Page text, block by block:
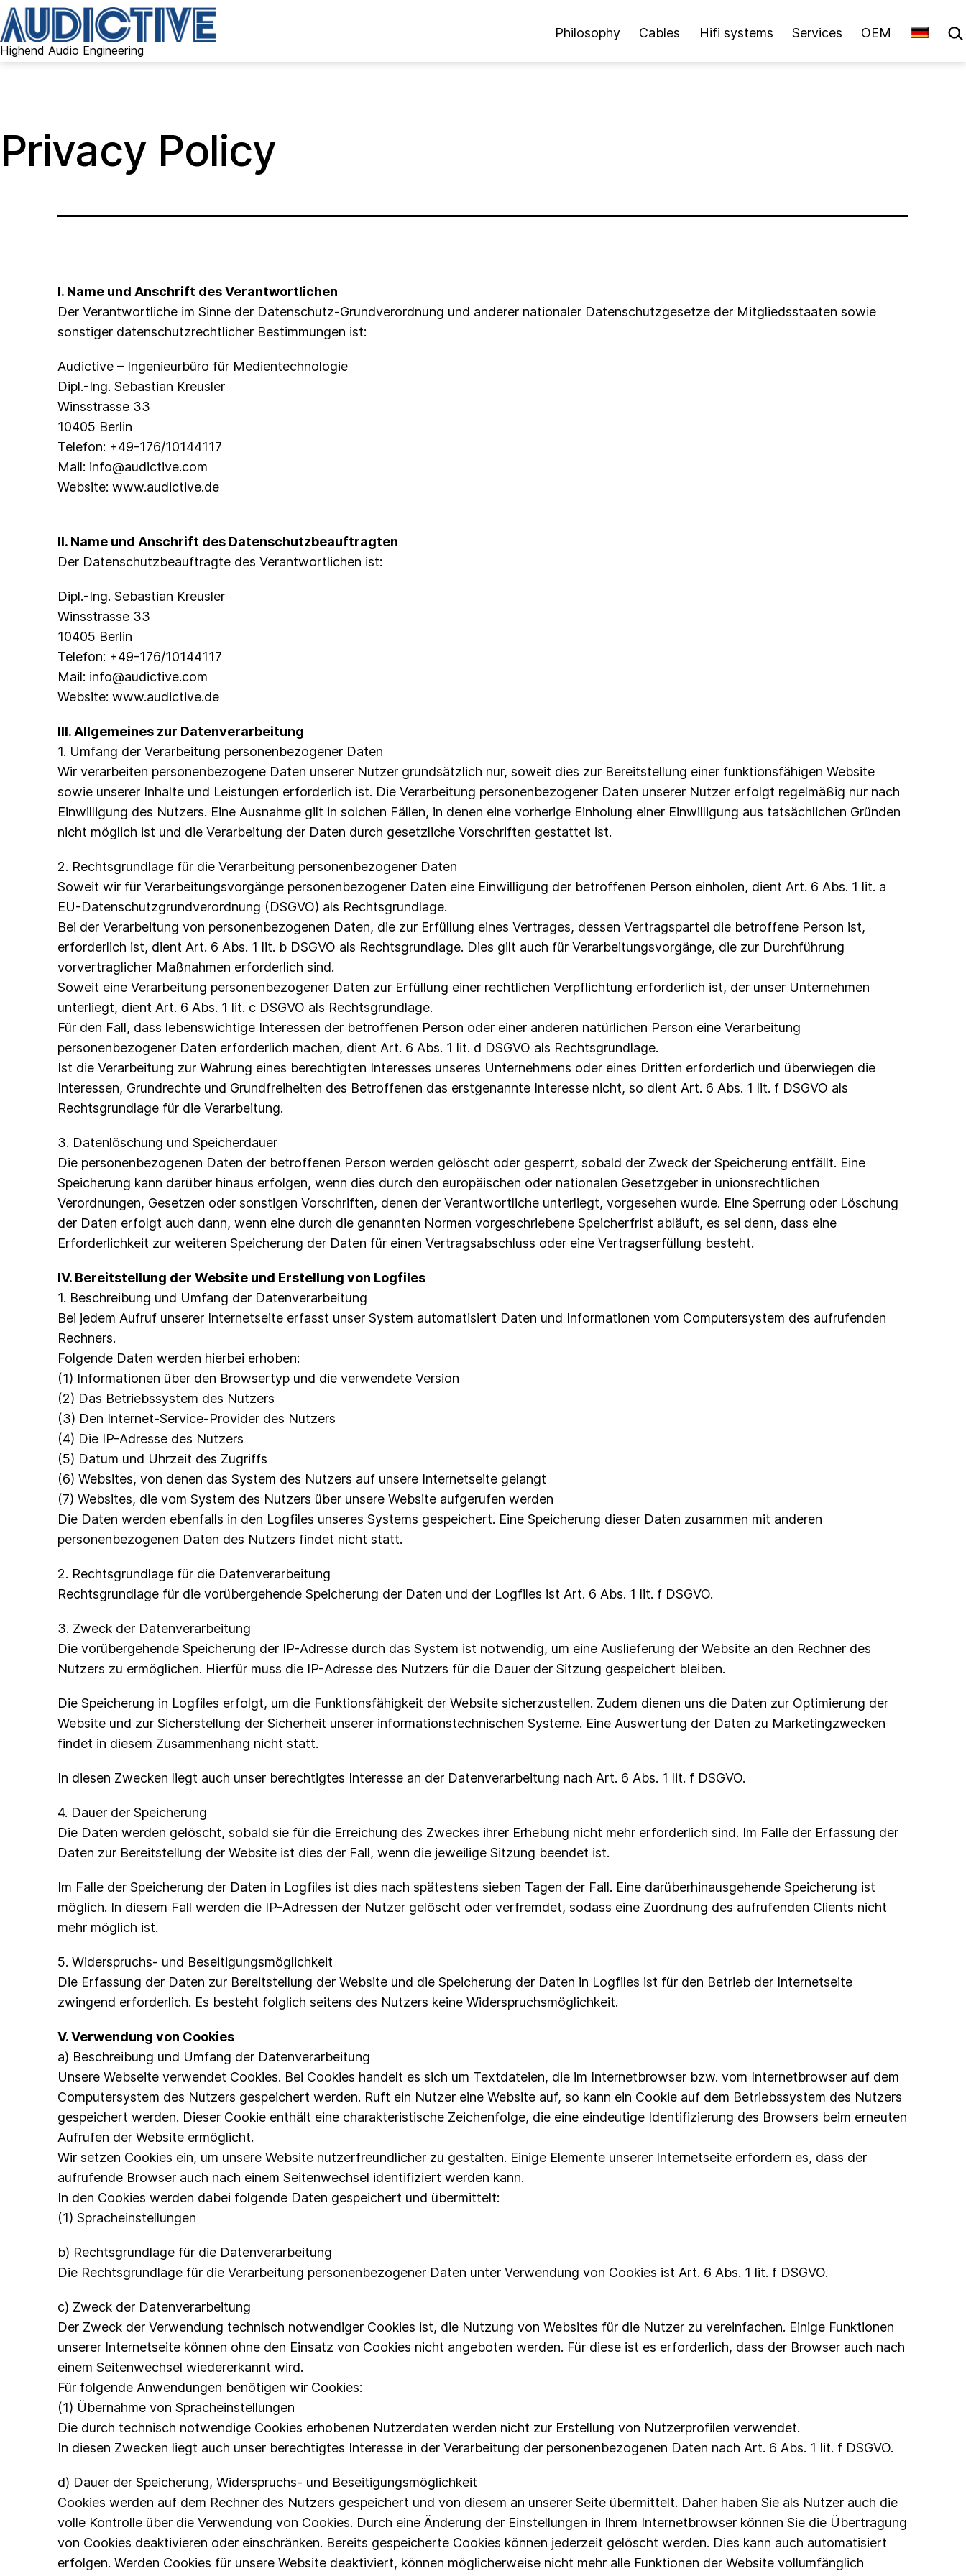
Skip
to
content
Highend Audio Engineering
Audictive
Philosophy Cables Hifi systems Services OEM
Privacy Policy
I. Name und Anschrift des Verantwortlichen
Der Verantwortliche im Sinne der Datenschutz-Grundverordnung und anderer nationaler Datenschutzgesetze der Mitgliedsstaaten sowie
sonstiger datenschutzrechtlicher Bestimmungen ist:
Audictive – Ingenieurbüro für Medientechnologie
Dipl.-Ing. Sebastian Kreusler
Winsstrasse 33
10405 Berlin
Telefon: +49-176/10144117
Mail: info@audictive.com
Website: www.audictive.de
II. Name und Anschrift des Datenschutzbeauftragten
Der Datenschutzbeauftragte des Verantwortlichen ist:
Dipl.-Ing. Sebastian Kreusler
Winsstrasse 33
10405 Berlin
Telefon: +49-176/10144117
Mail: info@audictive.com
Website: www.audictive.de
III. Allgemeines zur Datenverarbeitung
1. Umfang der Verarbeitung personenbezogener Daten
Wir verarbeiten personenbezogene Daten unserer Nutzer grundsätzlich nur, soweit dies zur Bereitstellung einer funktionsfähigen Website
sowie unserer Inhalte und Leistungen erforderlich ist. Die Verarbeitung personenbezogener Daten unserer Nutzer erfolgt regelmäßig nur nach
Einwilligung des Nutzers. Eine Ausnahme gilt in solchen Fällen, in denen eine vorherige Einholung einer Einwilligung aus tatsächlichen Gründen
nicht möglich ist und die Verarbeitung der Daten durch gesetzliche Vorschriften gestattet ist.
2. Rechtsgrundlage für die Verarbeitung personenbezogener Daten
Soweit wir für Verarbeitungsvorgänge personenbezogener Daten eine Einwilligung der betroffenen Person einholen, dient Art. 6 Abs. 1 lit. a
EU-Datenschutzgrundverordnung (DSGVO) als Rechtsgrundlage.
Bei der Verarbeitung von personenbezogenen Daten, die zur Erfüllung eines Vertrages, dessen Vertragspartei die betroffene Person ist,
erforderlich ist, dient Art. 6 Abs. 1 lit. b DSGVO als Rechtsgrundlage. Dies gilt auch für Verarbeitungsvorgänge, die zur Durchführung
vorvertraglicher Maßnahmen erforderlich sind.
Soweit eine Verarbeitung personenbezogener Daten zur Erfüllung einer rechtlichen Verpflichtung erforderlich ist, der unser Unternehmen
unterliegt, dient Art. 6 Abs. 1 lit. c DSGVO als Rechtsgrundlage.
Für den Fall, dass lebenswichtige Interessen der betroffenen Person oder einer anderen natürlichen Person eine Verarbeitung
personenbezogener Daten erforderlich machen, dient Art. 6 Abs. 1 lit. d DSGVO als Rechtsgrundlage.
Ist die Verarbeitung zur Wahrung eines berechtigten Interesses unseres Unternehmens oder eines Dritten erforderlich und überwiegen die
Interessen, Grundrechte und Grundfreiheiten des Betroffenen das erstgenannte Interesse nicht, so dient Art. 6 Abs. 1 lit. f DSGVO als
Rechtsgrundlage für die Verarbeitung.
3. Datenlöschung und Speicherdauer
Die personenbezogenen Daten der betroffenen Person werden gelöscht oder gesperrt, sobald der Zweck der Speicherung entfällt. Eine
Speicherung kann darüber hinaus erfolgen, wenn dies durch den europäischen oder nationalen Gesetzgeber in unionsrechtlichen
Verordnungen, Gesetzen oder sonstigen Vorschriften, denen der Verantwortliche unterliegt, vorgesehen wurde. Eine Sperrung oder Löschung
der Daten erfolgt auch dann, wenn eine durch die genannten Normen vorgeschriebene Speicherfrist abläuft, es sei denn, dass eine
Erforderlichkeit zur weiteren Speicherung der Daten für einen Vertragsabschluss oder eine Vertragserfüllung besteht.
IV. Bereitstellung der Website und Erstellung von Logfiles
1. Beschreibung und Umfang der Datenverarbeitung
Bei jedem Aufruf unserer Internetseite erfasst unser System automatisiert Daten und Informationen vom Computersystem des aufrufenden
Rechners.
Folgende Daten werden hierbei erhoben:
(1) Informationen über den Browsertyp und die verwendete Version
(2) Das Betriebssystem des Nutzers
(3) Den Internet-Service-Provider des Nutzers
(4) Die IP-Adresse des Nutzers
(5) Datum und Uhrzeit des Zugriffs
(6) Websites, von denen das System des Nutzers auf unsere Internetseite gelangt
(7) Websites, die vom System des Nutzers über unsere Website aufgerufen werden
Die Daten werden ebenfalls in den Logfiles unseres Systems gespeichert. Eine Speicherung dieser Daten zusammen mit anderen
personenbezogenen Daten des Nutzers findet nicht statt.
2. Rechtsgrundlage für die Datenverarbeitung
Rechtsgrundlage für die vorübergehende Speicherung der Daten und der Logfiles ist Art. 6 Abs. 1 lit. f DSGVO.
3. Zweck der Datenverarbeitung
Die vorübergehende Speicherung der IP-Adresse durch das System ist notwendig, um eine Auslieferung der Website an den Rechner des
Nutzers zu ermöglichen. Hierfür muss die IP-Adresse des Nutzers für die Dauer der Sitzung gespeichert bleiben.
Die Speicherung in Logfiles erfolgt, um die Funktionsfähigkeit der Website sicherzustellen. Zudem dienen uns die Daten zur Optimierung der
Website und zur Sicherstellung der Sicherheit unserer informationstechnischen Systeme. Eine Auswertung der Daten zu Marketingzwecken
findet in diesem Zusammenhang nicht statt.
In diesen Zwecken liegt auch unser berechtigtes Interesse an der Datenverarbeitung nach Art. 6 Abs. 1 lit. f DSGVO.
4. Dauer der Speicherung
Die Daten werden gelöscht, sobald sie für die Erreichung des Zweckes ihrer Erhebung nicht mehr erforderlich sind. Im Falle der Erfassung der
Daten zur Bereitstellung der Website ist dies der Fall, wenn die jeweilige Sitzung beendet ist.
Im Falle der Speicherung der Daten in Logfiles ist dies nach spätestens sieben Tagen der Fall. Eine darüberhinausgehende Speicherung ist
möglich. In diesem Fall werden die IP-Adressen der Nutzer gelöscht oder verfremdet, sodass eine Zuordnung des aufrufenden Clients nicht
mehr möglich ist.
5. Widerspruchs- und Beseitigungsmöglichkeit
Die Erfassung der Daten zur Bereitstellung der Website und die Speicherung der Daten in Logfiles ist für den Betrieb der Internetseite
zwingend erforderlich. Es besteht folglich seitens des Nutzers keine Widerspruchsmöglichkeit.
V. Verwendung von Cookies
a) Beschreibung und Umfang der Datenverarbeitung
Unsere Webseite verwendet Cookies. Bei Cookies handelt es sich um Textdateien, die im Internetbrowser bzw. vom Internetbrowser auf dem
Computersystem des Nutzers gespeichert werden. Ruft ein Nutzer eine Website auf, so kann ein Cookie auf dem Betriebssystem des Nutzers
gespeichert werden. Dieser Cookie enthält eine charakteristische Zeichenfolge, die eine eindeutige Identifizierung des Browsers beim erneuten
Aufrufen der Website ermöglicht.
Wir setzen Cookies ein, um unsere Website nutzerfreundlicher zu gestalten. Einige Elemente unserer Internetseite erfordern es, dass der
aufrufende Browser auch nach einem Seitenwechsel identifiziert werden kann.
In den Cookies werden dabei folgende Daten gespeichert und übermittelt:
(1) Spracheinstellungen
b) Rechtsgrundlage für die Datenverarbeitung
Die Rechtsgrundlage für die Verarbeitung personenbezogener Daten unter Verwendung von Cookies ist Art. 6 Abs. 1 lit. f DSGVO.
c) Zweck der Datenverarbeitung
Der Zweck der Verwendung technisch notwendiger Cookies ist, die Nutzung von Websites für die Nutzer zu vereinfachen. Einige Funktionen
unserer Internetseite können ohne den Einsatz von Cookies nicht angeboten werden. Für diese ist es erforderlich, dass der Browser auch nach
einem Seitenwechsel wiedererkannt wird.
Für folgende Anwendungen benötigen wir Cookies:
(1) Übernahme von Spracheinstellungen
Die durch technisch notwendige Cookies erhobenen Nutzerdaten werden nicht zur Erstellung von Nutzerprofilen verwendet.
In diesen Zwecken liegt auch unser berechtigtes Interesse in der Verarbeitung der personenbezogenen Daten nach Art. 6 Abs. 1 lit. f DSGVO.
d) Dauer der Speicherung, Widerspruchs- und Beseitigungsmöglichkeit
Cookies werden auf dem Rechner des Nutzers gespeichert und von diesem an unserer Seite übermittelt. Daher haben Sie als Nutzer auch die
volle Kontrolle über die Verwendung von Cookies. Durch eine Änderung der Einstellungen in Ihrem Internetbrowser können Sie die Übertragung
von Cookies deaktivieren oder einschränken. Bereits gespeicherte Cookies können jederzeit gelöscht werden. Dies kann auch automatisiert
erfolgen. Werden Cookies für unsere Website deaktiviert, können möglicherweise nicht mehr alle Funktionen der Website vollumfänglich